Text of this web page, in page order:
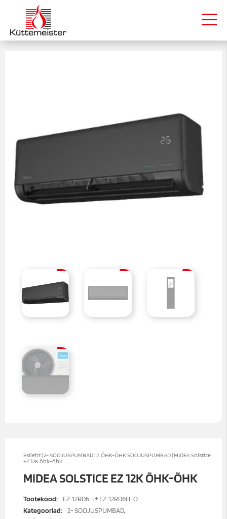
Esileht|2- SOOJUSPUMBAD|2. ÕHK-ÕHK SOOJUSPUMBAD| MIDEA Solstice
EZ 12K õhk-õhk
MIDEA SOLSTICE EZ 12K ÕHK-ÕHK
Tootekood:
EZ-12RD6-I + EZ-12RD6H-O
Kategooriad:
2- SOOJUSPUMBAD,